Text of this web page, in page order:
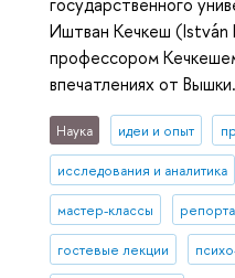
государственного
Иштван Кечкеш (István
профессором
впечатлениях от Вышки.
Наука идеи и опыт
исследования и аналитика
мастер-классы
гостевые лекции